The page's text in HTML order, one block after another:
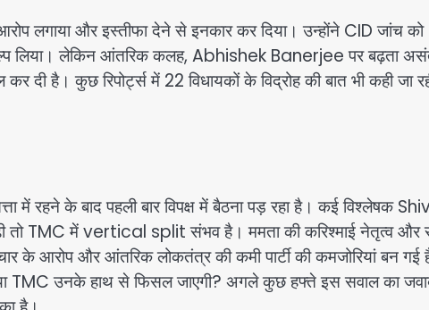
आरोप लगाया और इस्तीफा देने से इनकार कर दिया। उन्होंने CID जांच को
लिया। लेकिन आंतरिक कलह, Abhishek Banerjee पर बढ़ता
दी है। कुछ रिपोर्ट्स में 22 विधायकों के विद्रोह की बात भी कही जा
रहने के बाद पहली बार विपक्ष में बैठना पड़ रहा है। कई विश्लेषक
तो TMC में vertical split संभव है। ममता की करिश्माई नेतृत्व
के आरोप और आंतरिक लोकतंत्र की कमी पार्टी की कमजोरियां बन गई
या TMC उनके हाथ से फिसल जाएगी? अगले कुछ हफ्ते इस सवाल का